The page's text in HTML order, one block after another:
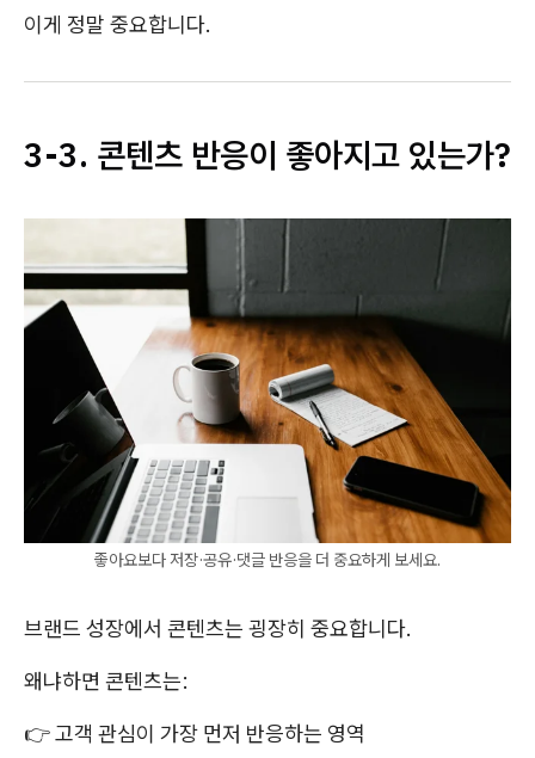
이게 정말 중요합니다.
3-3. 콘텐츠 반응이 좋아지고 있는가?
좋아요보다 저장·공유·댓글 반응을 더 중요하게 보세요.
브랜드 성장에서 콘텐츠는 굉장히 중요합니다.
왜냐하면 콘텐츠는:
👉 고객 관심이 가장 먼저 반응하는 영역